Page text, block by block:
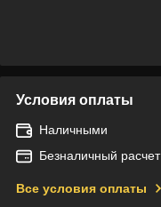
Условия оплаты
Наличными
Безналичный расчет
Все условия оплаты